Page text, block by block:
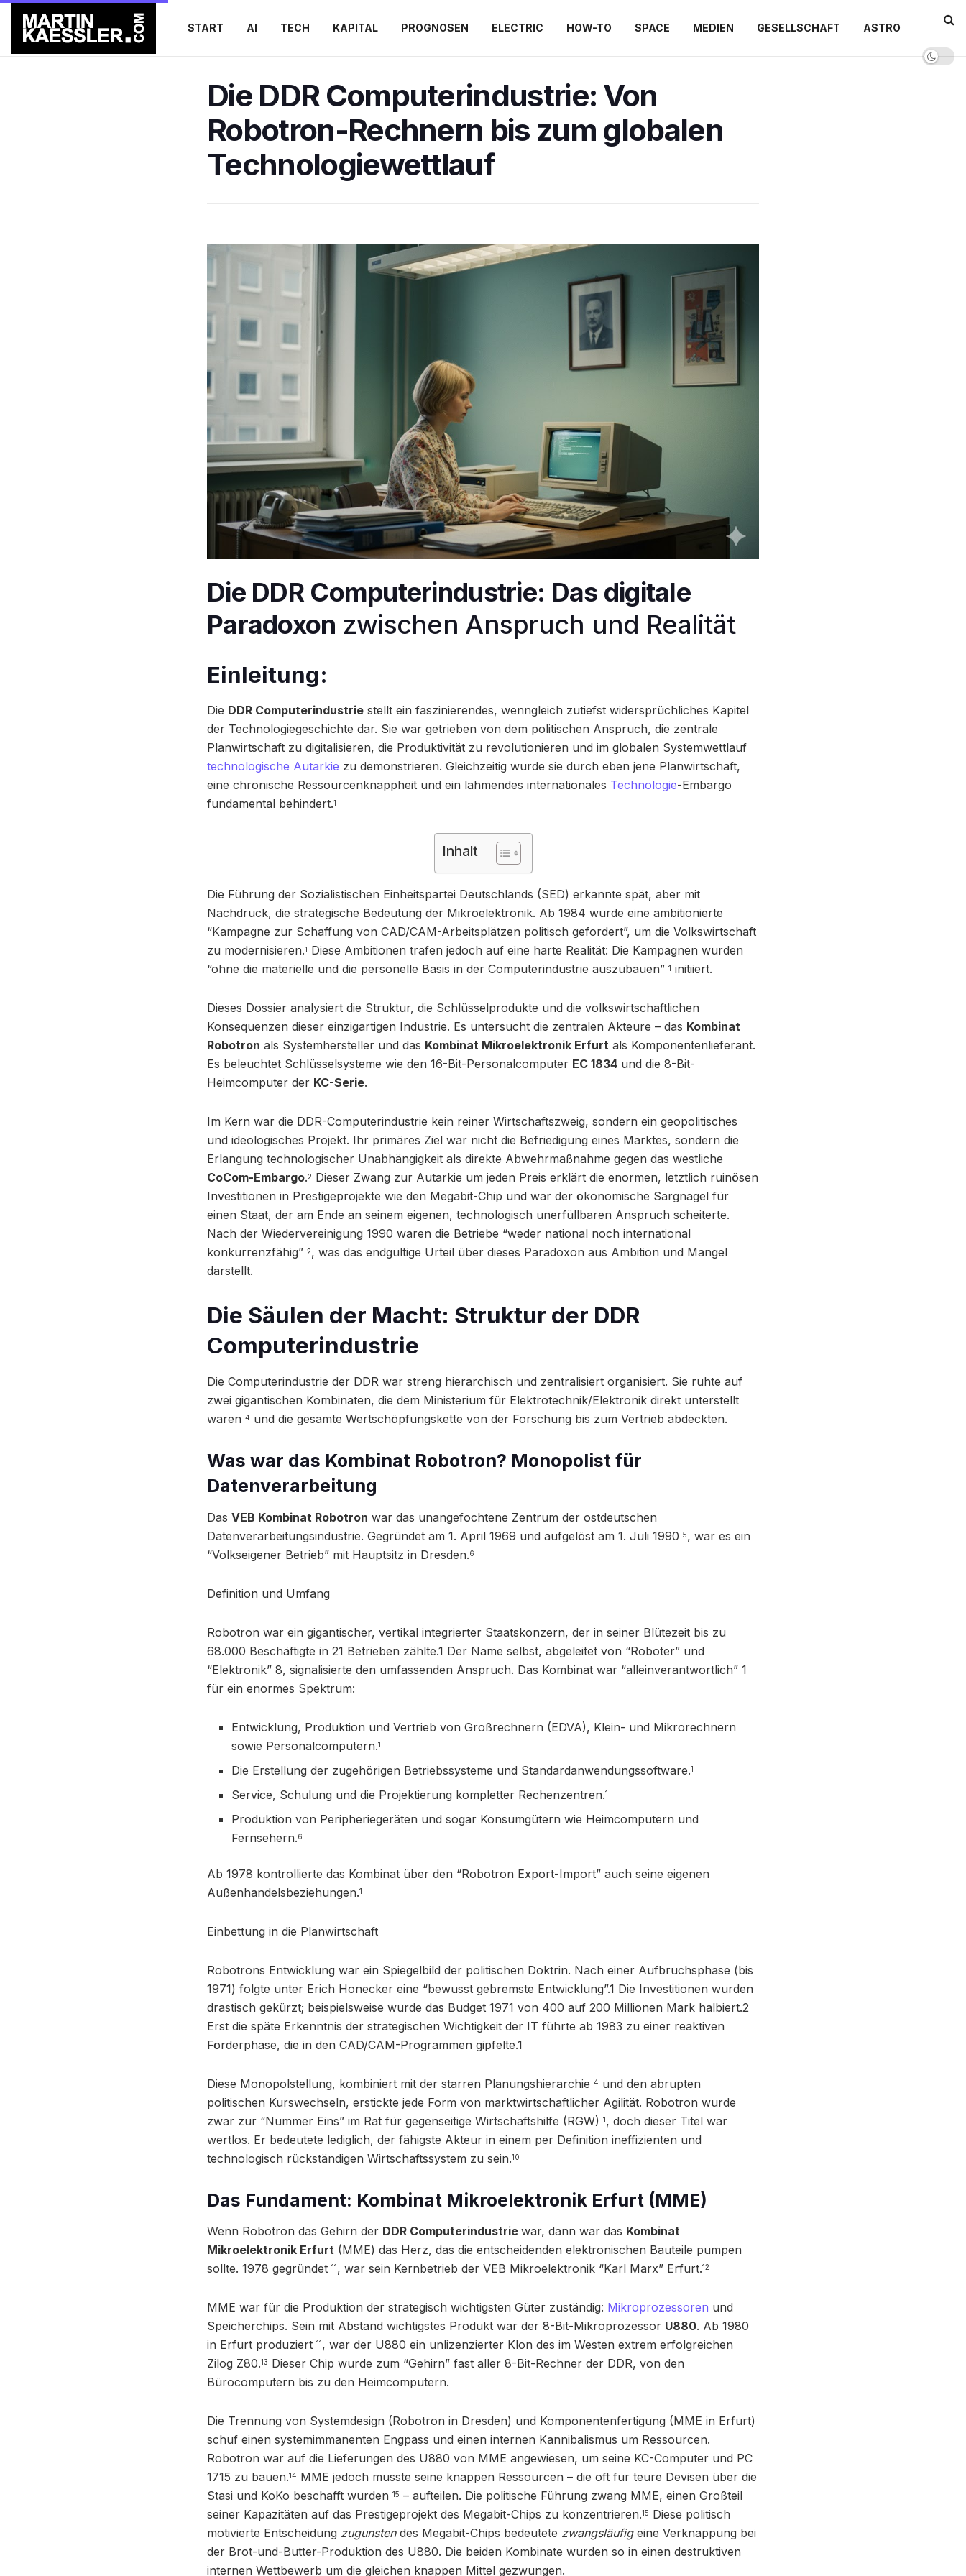
START AI TECH KAPITAL PROGNOSEN ELECTRIC HOW-TO SPACE MEDIEN GESELLSCHAFT ASTRO
Die DDR Computerindustrie: Von
Robotron-Rechnern bis zum globalen
Technologiewettlauf
Die DDR Computerindustrie: Das digitale
Paradoxon zwischen Anspruch und Realität
Einleitung:
Die DDR Computerindustrie stellt ein faszinierendes, wenngleich zutiefst widersprüchliches Kapitel
der Technologiegeschichte dar. Sie war getrieben von dem politischen Anspruch, die zentrale
Planwirtschaft zu digitalisieren, die Produktivität zu revolutionieren und im globalen Systemwettlauf
technologische Autarkie zu demonstrieren. Gleichzeitig wurde sie durch eben jene Planwirtschaft,
eine chronische Ressourcenknappheit und ein lähmendes internationales Technologie-Embargo
fundamental behindert.1
Inhalt
Die Führung der Sozialistischen Einheitspartei Deutschlands (SED) erkannte spät, aber mit
Nachdruck, die strategische Bedeutung der Mikroelektronik. Ab 1984 wurde eine ambitionierte
“Kampagne zur Schaffung von CAD/CAM-Arbeitsplätzen politisch gefordert”, um die Volkswirtschaft
zu modernisieren.1 Diese Ambitionen trafen jedoch auf eine harte Realität: Die Kampagnen wurden
“ohne die materielle und die personelle Basis in der Computerindustrie auszubauen” 1 initiiert.
Dieses Dossier analysiert die Struktur, die Schlüsselprodukte und die volkswirtschaftlichen
Konsequenzen dieser einzigartigen Industrie. Es untersucht die zentralen Akteure – das Kombinat
Robotron als Systemhersteller und das Kombinat Mikroelektronik Erfurt als Komponentenlieferant.
Es beleuchtet Schlüsselsysteme wie den 16-Bit-Personalcomputer EC 1834 und die 8-Bit-
Heimcomputer der KC-Serie.
Im Kern war die DDR-Computerindustrie kein reiner Wirtschaftszweig, sondern ein geopolitisches
und ideologisches Projekt. Ihr primäres Ziel war nicht die Befriedigung eines Marktes, sondern die
Erlangung technologischer Unabhängigkeit als direkte Abwehrmaßnahme gegen das westliche
CoCom-Embargo.2 Dieser Zwang zur Autarkie um jeden Preis erklärt die enormen, letztlich ruinösen
Investitionen in Prestigeprojekte wie den Megabit-Chip und war der ökonomische Sargnagel für
einen Staat, der am Ende an seinem eigenen, technologisch unerfüllbaren Anspruch scheiterte.
Nach der Wiedervereinigung 1990 waren die Betriebe “weder national noch international
konkurrenzfähig” 2, was das endgültige Urteil über dieses Paradoxon aus Ambition und Mangel
darstellt.
Die Säulen der Macht: Struktur der DDR
Computerindustrie
Die Computerindustrie der DDR war streng hierarchisch und zentralisiert organisiert. Sie ruhte auf
zwei gigantischen Kombinaten, die dem Ministerium für Elektrotechnik/Elektronik direkt unterstellt
waren 4 und die gesamte Wertschöpfungskette von der Forschung bis zum Vertrieb abdeckten.
Was war das Kombinat Robotron? Monopolist für
Datenverarbeitung
Das VEB Kombinat Robotron war das unangefochtene Zentrum der ostdeutschen
Datenverarbeitungsindustrie. Gegründet am 1. April 1969 und aufgelöst am 1. Juli 1990 5, war es ein
“Volkseigener Betrieb” mit Hauptsitz in Dresden.6
Definition und Umfang
Robotron war ein gigantischer, vertikal integrierter Staatskonzern, der in seiner Blütezeit bis zu
68.000 Beschäftigte in 21 Betrieben zählte.1 Der Name selbst, abgeleitet von “Roboter” und
“Elektronik” 8, signalisierte den umfassenden Anspruch. Das Kombinat war “alleinverantwortlich” 1
für ein enormes Spektrum:
Entwicklung, Produktion und Vertrieb von Großrechnern (EDVA), Klein- und Mikrorechnern
sowie Personalcomputern.1
Die Erstellung der zugehörigen Betriebssysteme und Standardanwendungssoftware.1
Service, Schulung und die Projektierung kompletter Rechenzentren.1
Produktion von Peripheriegeräten und sogar Konsumgütern wie Heimcomputern und
Fernsehern.6
Ab 1978 kontrollierte das Kombinat über den “Robotron Export-Import” auch seine eigenen
Außenhandelsbeziehungen.1
Einbettung in die Planwirtschaft
Robotrons Entwicklung war ein Spiegelbild der politischen Doktrin. Nach einer Aufbruchsphase (bis
1971) folgte unter Erich Honecker eine “bewusst gebremste Entwicklung”.1 Die Investitionen wurden
drastisch gekürzt; beispielsweise wurde das Budget 1971 von 400 auf 200 Millionen Mark halbiert.2
Erst die späte Erkenntnis der strategischen Wichtigkeit der IT führte ab 1983 zu einer reaktiven
Förderphase, die in den CAD/CAM-Programmen gipfelte.1
Diese Monopolstellung, kombiniert mit der starren Planungshierarchie 4 und den abrupten
politischen Kurswechseln, erstickte jede Form von marktwirtschaftlicher Agilität. Robotron wurde
zwar zur “Nummer Eins” im Rat für gegenseitige Wirtschaftshilfe (RGW) 1, doch dieser Titel war
wertlos. Er bedeutete lediglich, der fähigste Akteur in einem per Definition ineffizienten und
technologisch rückständigen Wirtschaftssystem zu sein.10
Das Fundament: Kombinat Mikroelektronik Erfurt (MME)
Wenn Robotron das Gehirn der DDR Computerindustrie war, dann war das Kombinat
Mikroelektronik Erfurt (MME) das Herz, das die entscheidenden elektronischen Bauteile pumpen
sollte. 1978 gegründet 11, war sein Kernbetrieb der VEB Mikroelektronik “Karl Marx” Erfurt.12
MME war für die Produktion der strategisch wichtigsten Güter zuständig: Mikroprozessoren und
Speicherchips. Sein mit Abstand wichtigstes Produkt war der 8-Bit-Mikroprozessor U880. Ab 1980
in Erfurt produziert 11, war der U880 ein unlizenzierter Klon des im Westen extrem erfolgreichen
Zilog Z80.13 Dieser Chip wurde zum “Gehirn” fast aller 8-Bit-Rechner der DDR, von den
Bürocomputern bis zu den Heimcomputern.
Die Trennung von Systemdesign (Robotron in Dresden) und Komponentenfertigung (MME in Erfurt)
schuf einen systemimmanenten Engpass und einen internen Kannibalismus um Ressourcen.
Robotron war auf die Lieferungen des U880 von MME angewiesen, um seine KC-Computer und PC
1715 zu bauen.14 MME jedoch musste seine knappen Ressourcen – die oft für teure Devisen über die
Stasi und KoKo beschafft wurden 15 – aufteilen. Die politische Führung zwang MME, einen Großteil
seiner Kapazitäten auf das Prestigeprojekt des Megabit-Chips zu konzentrieren.15 Diese politisch
motivierte Entscheidung zugunstendes Megabit-Chips bedeutete zwangsläufigeine Verknappung bei
der Brot-und-Butter-Produktion des U880. Die beiden Kombinate wurden so in einen destruktiven
internen Wettbewerb um die gleichen knappen Mittel gezwungen.